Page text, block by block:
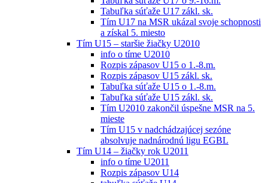
Tabuľka súťaže U17 zákl. sk.
Tím U17 na MSR ukázal svoje schopnosti
a získal 5. miesto
Tím U15 – staršie žiačky U2010
info o tíme U2010
Rozpis zápasov U15 o 1.-8.m.
Rozpis zápasov U15 zákl. sk.
Tabuľka súťaže U15 o 1.-8.m.
Tabuľka súťaže U15 zákl. sk.
Tím U2010 zakončil úspešne MSR na 5.
mieste
Tím U15 v nadchádzajúcej sezóne
absolvuje nadnárodnú ligu EGBL
Tím U14 – žiačky rok U2011
info o tíme U2011
Rozpis zápasov U14